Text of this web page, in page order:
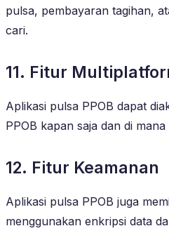
pulsa, pembayaran tagihan,
cari.
11. Fitur
Aplikasi pulsa PPOB dapat
PPOB kapan saja dan di
12. Fitur Keamanan
Aplikasi pulsa PPOB juga
menggunakan enkripsi data